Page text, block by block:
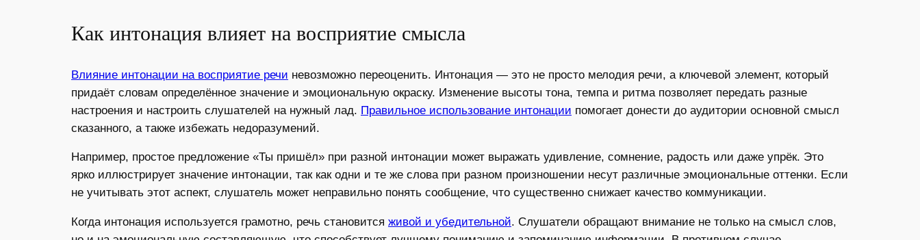
Как интонация влияет на восприятие смысла
Влияние интонации на восприятие речи невозможно переоценить. Интонация — это не просто мелодия речи, а ключевой элемент, который
придаёт словам определённое значение и эмоциональную окраску. Изменение высоты тона, темпа и ритма позволяет передать разные
настроения и настроить слушателей на нужный лад. Правильное использование интонации помогает донести до аудитории основной смысл
сказанного, а также избежать недоразумений.
Например, простое предложение «Ты пришёл» при разной интонации может выражать удивление, сомнение, радость или даже упрёк. Это
ярко иллюстрирует значение интонации, так как одни и те же слова при разном произношении несут различные эмоциональные оттенки. Если
не учитывать этот аспект, слушатель может неправильно понять сообщение, что существенно снижает качество коммуникации.
Когда интонация используется грамотно, речь становится живой и убедительной. Слушатели обращают внимание не только на смысл слов,